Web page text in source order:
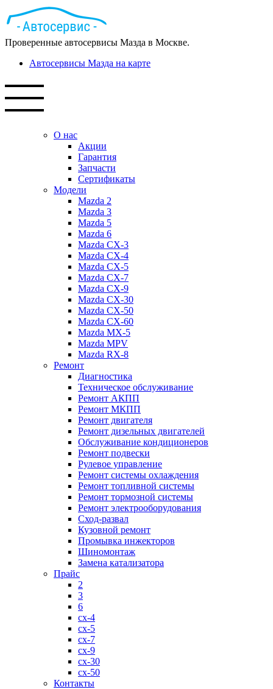
Проверенные автосервисы Мазда в Москве.
Автосервисы Мазда на карте
О нас
Акции
Гарантия
Запчасти
Сертификаты
Модели
Mazda 2
Mazda 3
Mazda 5
Mazda 6
Mazda СХ-3
Mazda СХ-4
Mazda СХ-5
Mazda CX-7
Mazda CX-9
Mazda CX-30
Mazda СХ-50
Mazda СХ-60
Mazda MX-5
Mazda MPV
Mazda RX-8
Ремонт
Диагностика
Техническое обслуживание
Ремонт АКПП
Ремонт МКПП
Ремонт двигателя
Ремонт дизельных двигателей
Обслуживание кондиционеров
Ремонт подвески
Рулевое управление
Ремонт системы охлаждения
Ремонт топливной системы
Ремонт тормозной системы
Ремонт электрооборудования
Сход-развал
Кузовной ремонт
Промывка инжекторов
Шиномонтаж
Замена катализатора
Прайс
2
3
6
cx-4
cx-5
cx-7
cx-9
cx-30
cx-50
Контакты